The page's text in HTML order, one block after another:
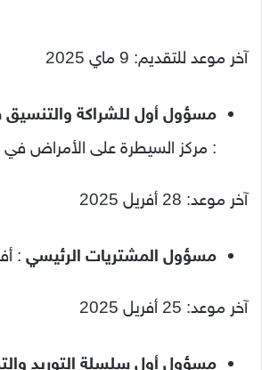
آخر موعد للتقديم: 9 ماي 2025
مسؤول أول للشراكة والتنسيق
: مركز السيطرة على الأمراض في
آخر موعد: 28 أفريل 2025
مسؤول المشتريات الرئيسي :
آخر موعد: 25 أفريل 2025
مسؤول أول سلسلة التوريد